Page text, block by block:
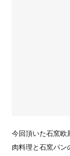
今回頂いた石窯欧
肉料理と石窯パン